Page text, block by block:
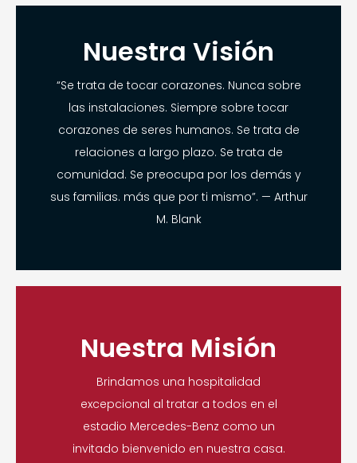
Nuestra Visión
“Se trata de tocar corazones. Nunca sobre
las instalaciones. Siempre sobre tocar
corazones de seres humanos. Se trata de
relaciones a largo plazo. Se trata de
comunidad. Se preocupa por los demás y
sus familias. más que por ti mismo”. — Arthur
M. Blank
Nuestra Misión
Brindamos una hospitalidad
excepcional al tratar a todos en el
estadio Mercedes-Benz como un
invitado bienvenido en nuestra casa.